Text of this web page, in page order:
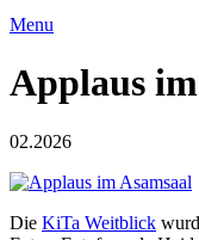
Menu
Applaus
02.2026
Die KiTa Weitblick